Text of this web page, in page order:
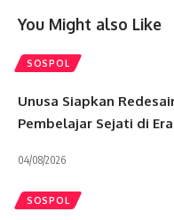
You Might also Like
SOSPOL
Unusa Siapkan
Pembelajar Sejati di Era
04/08/2026
SOSPOL